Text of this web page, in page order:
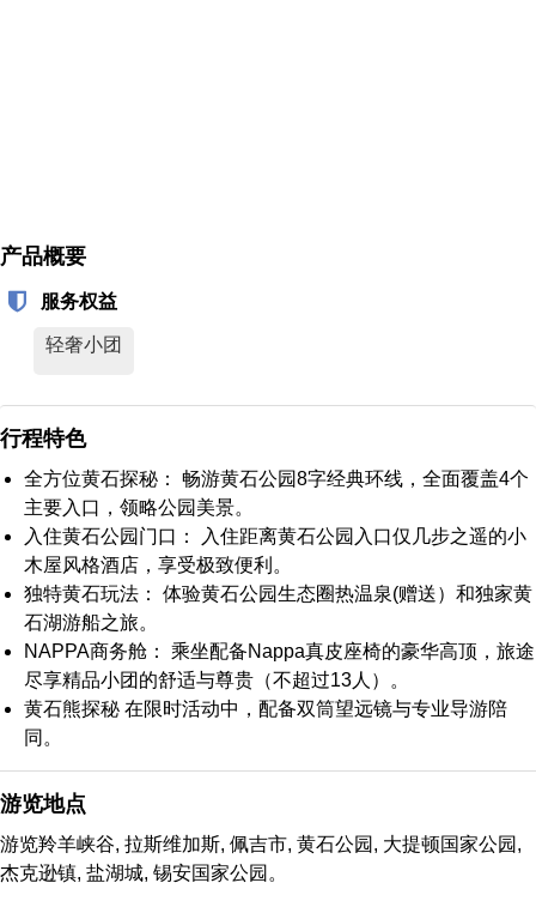
产品概要
服务权益
轻奢小团
行程特色
全方位黄石探秘： 畅游黄石公园8字经典环线，全面覆盖4个
主要入口，领略公园美景。
入住黄石公园门口： 入住距离黄石公园入口仅几步之遥的小
木屋风格酒店，享受极致便利。
独特黄石玩法： 体验黄石公园生态圈热温泉(赠送）和独家黄
石湖游船之旅。
NAPPA商务舱： 乘坐配备Nappa真皮座椅的豪华高顶，旅途
尽享精品小团的舒适与尊贵（不超过13人）。
黄石熊探秘 在限时活动中，配备双筒望远镜与专业导游陪
同。
游览地点
游览羚羊峡谷, 拉斯维加斯, 佩吉市, 黄石公园, 大提顿国家公园,
杰克逊镇, 盐湖城, 锡安国家公园。